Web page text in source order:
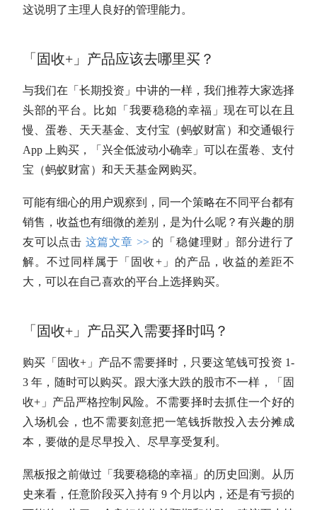
这说明了主理人良好的管理能力。
「 固收+」产品应该去哪里买？
与我们在「 长期投资 」中讲的一样，我们推荐大家选择
头部的平台。比如「我要稳稳的幸福」现在可以在且
慢、蛋卷、天天基金、支付宝（蚂蚁财富）和交通银行
App 上购买，「兴全低波动小确幸」可以在蛋卷、支付
宝（蚂蚁财富）和天天基金网购买。
可能有细心的用户观察到，同一个策略在不同平台都有
销售，收益也有细微的差别，是为什么呢？有兴趣的朋
友可以点击 这篇文章 >>的「稳健理财」部分进行了
解。不过同样属于「 固收+」的产品，收益的差距不
大，可以在自己喜欢的平台上选择购买。
「 固收+」产品买入需要择时吗？
购买「 固收+」产品不需要择时 ，只要这笔钱可投资 1-
3 年，随时可以购买。跟大涨大跌的股市不一样，「 固
收+」产品严格控制风险。不需要择时去抓住一个好的
入场机会，也不需要刻意把一笔钱拆散投入去分摊成
本，要做的是尽早投入、尽早享受复利。
黑板报之前做过「我要稳稳的幸福」的历史回测。从历
史来看，任意阶段买入持有 9 个月以内，还是有亏损的